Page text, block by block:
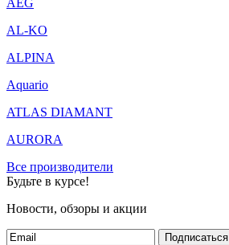
AEG
AL-KO
ALPINA
Aquario
ATLAS DIAMANT
AURORA
Все производители
Будьте в курсе!
Новости, обзоры и акции
Подписаться